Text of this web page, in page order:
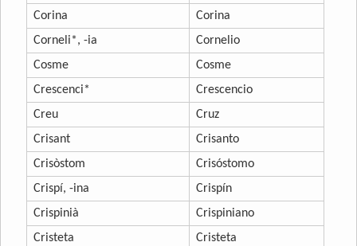
Corina
Corina
Corneli*, -ia
Cornelio
Cosme
Cosme
Crescenci*
Crescencio
Creu
Cruz
Crisant
Crisanto
Crisòstom
Crisóstomo
Crispí, -ina
Crispín
Crispinià
Crispiniano
Cristeta
Cristeta